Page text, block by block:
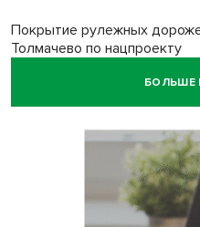
Покрытие рулежных
Толмачево по нацпроекту
БОЛЬШЕ